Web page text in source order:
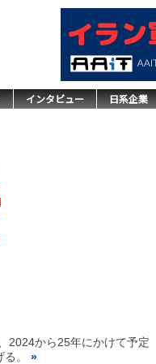
インタビュー 日系企業
2024から25年にかけて予定
。
»